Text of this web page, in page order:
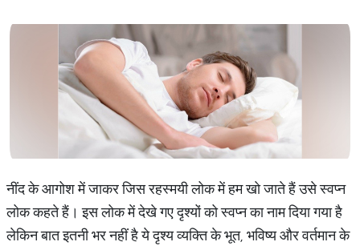
नींद के आगोश में जाकर जिस रहस्मयी लोक में हम खाे जाते हैं उसे स्वप्न
लोक कहते हैं। इस लोक में देखे गए दृश्यों को स्वप्न का नाम दिया गया है
लेकिन बात इतनी भर नहीं है ये दृश्य व्यक्ति के भूत, भविष्य और वर्तमान के